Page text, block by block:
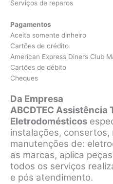
Serviços de reparos
Pagamentos
Aceita somente dinheiro
Cartões de crédito
American Express Diners Club
Cartões de débito
Cheques
Da Empresa
ABCDTEC Assistência
Eletrodomésticos
instalações, consertos,
manutenções de:
as marcas, aplica
todos os serviços
e pós atendimento.